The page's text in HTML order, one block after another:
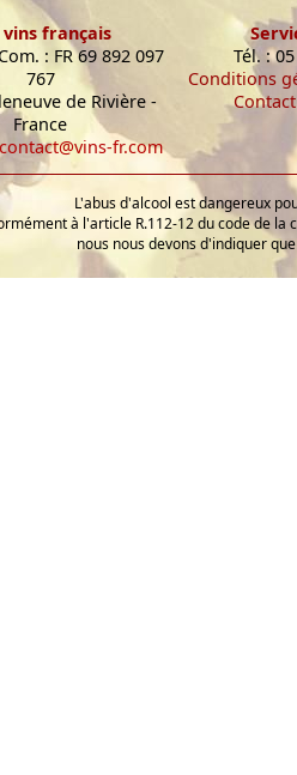
vins français
: FR 69 892 097
767
de Rivière -
France
contact@vins-fr.com
Tél. :
Conditions
Contact
L'abus d'alcool est dangereux
à l'article R.112-12 du code de la
nous nous devons d'indiquer